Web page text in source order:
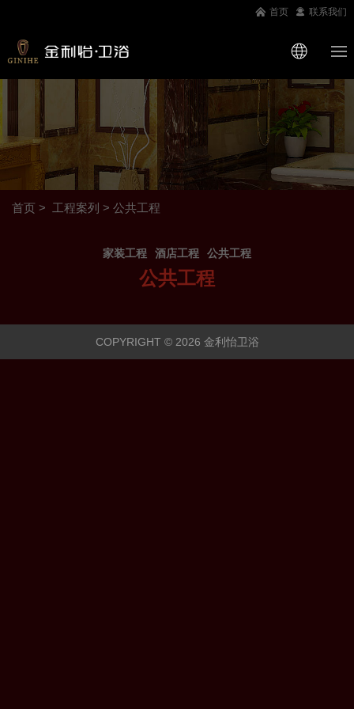
首页 联系我们
首页 工程案列 > 公共工程
家装工程 酒店工程 公共工程
公共工程
COPYRIGHT © 2026 金利怡卫浴